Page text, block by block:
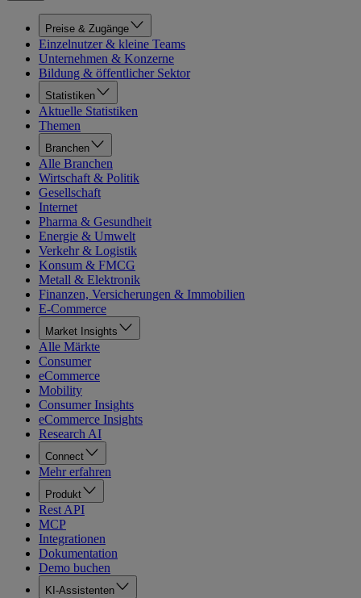
Preise & Zugänge
Einzelnutzer & kleine Teams
Unternehmen & Konzerne
Bildung & öffentlicher Sektor
Statistiken
Aktuelle Statistiken
Themen
Branchen
Alle Branchen
Wirtschaft & Politik
Gesellschaft
Internet
Pharma & Gesundheit
Energie & Umwelt
Verkehr & Logistik
Konsum & FMCG
Metall & Elektronik
Finanzen, Versicherungen & Immobilien
E-Commerce
Market Insights
Alle Märkte
Consumer
eCommerce
Mobility
Consumer Insights
eCommerce Insights
Research AI
Connect
Mehr erfahren
Produkt
Rest API
MCP
Integrationen
Dokumentation
Demo buchen
KI-Assistenten